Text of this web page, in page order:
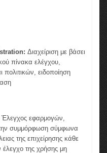
Διαχείριση με βάσει
πίνακα ελέγχου,
πολιτικών, ειδοποίηση
Έλεγχος εφαρμογών,
συμμόρφωση σύμφωνα
της επιχείρησης κάθε
έλεγχο της χρήσης μη